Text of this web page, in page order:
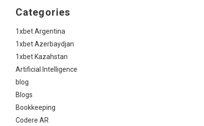
Categories
1xbet Argentina
1xbet Azerbaydjan
1xbet Kazahstan
Artificial Intelligence
blog
Blogs
Bookkeeping
Codere AR